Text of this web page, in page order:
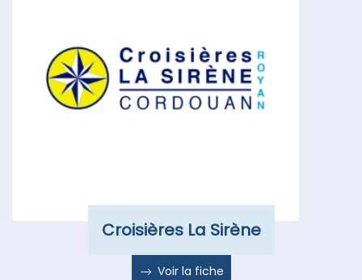
Croisières La Sirène
Voir la fiche